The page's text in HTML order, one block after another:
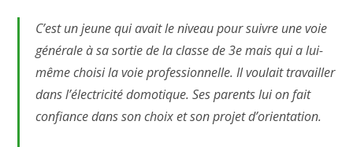
C’est un jeune qui avait le niveau pour suivre une voie
générale à sa sortie de la classe de 3e mais qui a lui-
même choisi la voie professionnelle. Il voulait travailler
dans l’électricité domotique. Ses parents lui on fait
confiance dans son choix et son projet d’orientation.